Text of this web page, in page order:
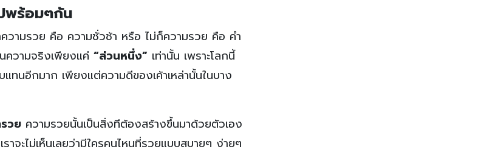
พร้อมๆกัน
วามรวย คือ ความชั่วช้า หรือ ไม่ก็ความรวย คือ คำ
ความจริงเพียงแค่ “ส่วนหนึ่ง” เท่านั้น เพราะโลกนี้
นอีกมาก เพียงแต่ความดีของเค้าเหล่านั้นในบาง
วย ความรวยนั้นเป็นสิ่งทีต้องสร้างขึ้นมาด้วยตัวเอง
จะไม่เห็นเลยว่ามีใครคนไหนที่รวยแบบสบายๆ ง่ายๆ